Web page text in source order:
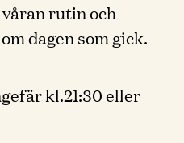
rutin och
dagen som gick.
kl.21:30 eller